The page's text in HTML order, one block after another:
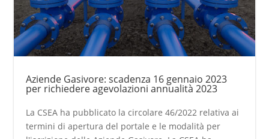
Aziende Gasivore: scadenza 16 gennaio 2023
per richiedere agevolazioni annualità 2023
La CSEA ha pubblicato la circolare 46/2022 relativa ai
termini di apertura del portale e le modalità per